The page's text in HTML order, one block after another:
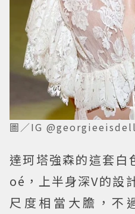
圖／IG
達珂塔強森的這套
oé，上半身深V的設
尺度相當大膽，不